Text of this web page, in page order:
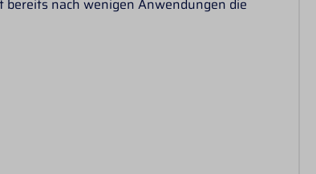
nach wenigen Anwendungen die